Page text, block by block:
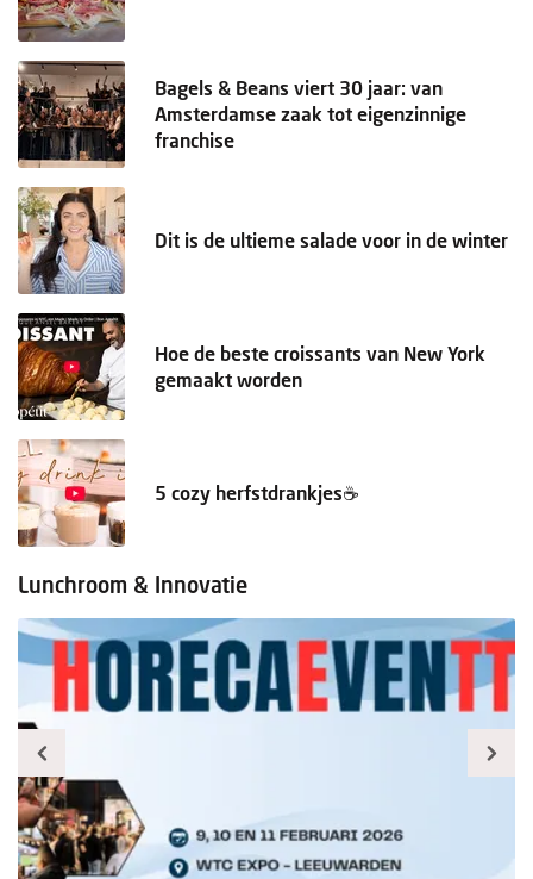
Bagels & Beans viert 30 jaar: van
Amsterdamse zaak tot eigenzinnige
franchise
Dit is de ultieme salade voor in de winter
Hoe de beste croissants van New York
gemaakt worden
5 cozy herfstdrankjes☕️
Lunchroom & Innovatie